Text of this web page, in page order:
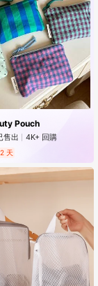
Pouch
售出
4K+ 回購
天